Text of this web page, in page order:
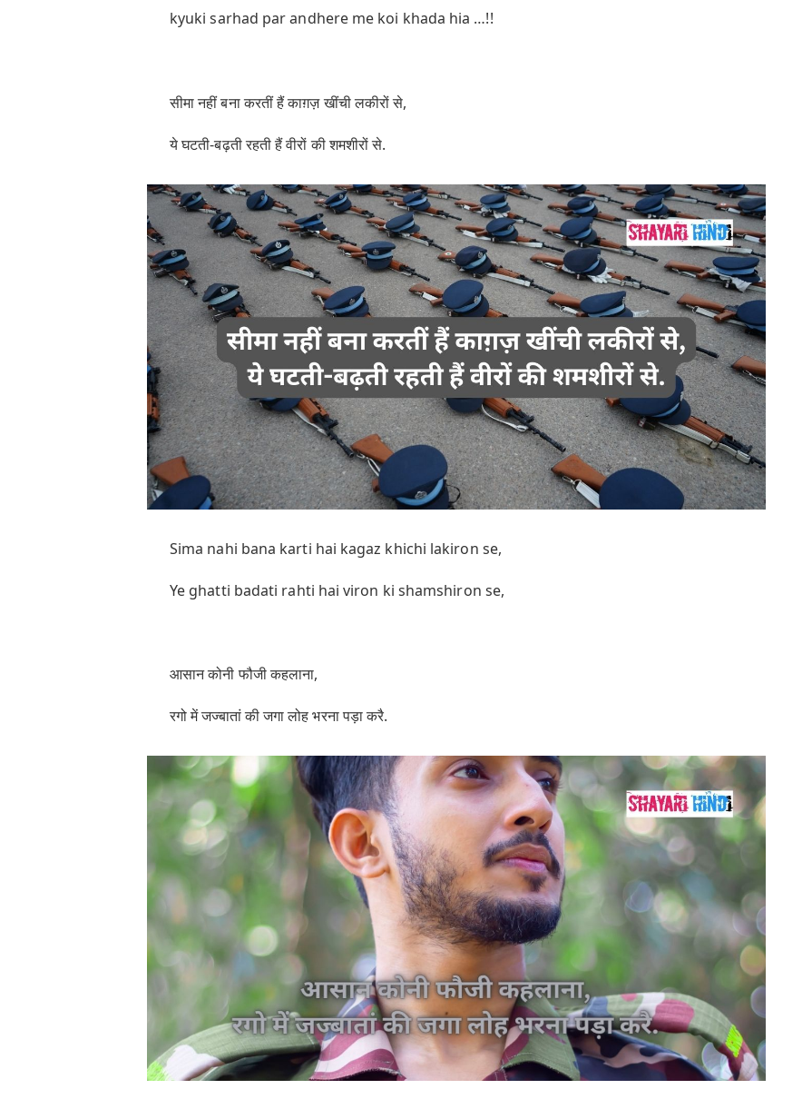
kyuki sarhad par andhere me koi khada hia …!!
सीमा नहीं बना करतीं हैं काग़ज़ खींची लकीरों से,
ये घटती-बढ़ती रहती हैं वीरों की शमशीरों से.
Sima nahi bana karti hai kagaz khichi lakiron se,
Ye ghatti badati rahti hai viron ki shamshiron se,
आसान कोनी फौजी कहलाना,
रगो में जज्बातां की जगा लोह भरना पड़ा करै.